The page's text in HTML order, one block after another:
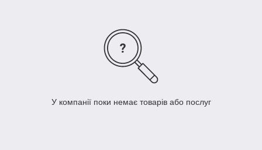
У компанії поки немає товарів або послуг